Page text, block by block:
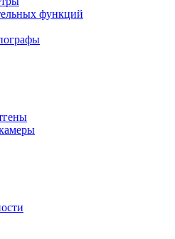
функций